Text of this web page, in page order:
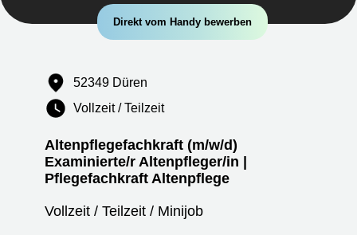
Direkt vom Handy bewerben
52349 Düren
Vollzeit / Teilzeit
Altenpflegefachkraft (m/w/d)
Examinierte/r Altenpfleger/in |
Pflegefachkraft Altenpflege
Vollzeit / Teilzeit / Minijob